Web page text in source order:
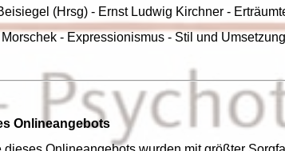
(Hrsg) - Ernst Ludwig Kirchner -
- Expressionismus - Stil und
Onlineangebots